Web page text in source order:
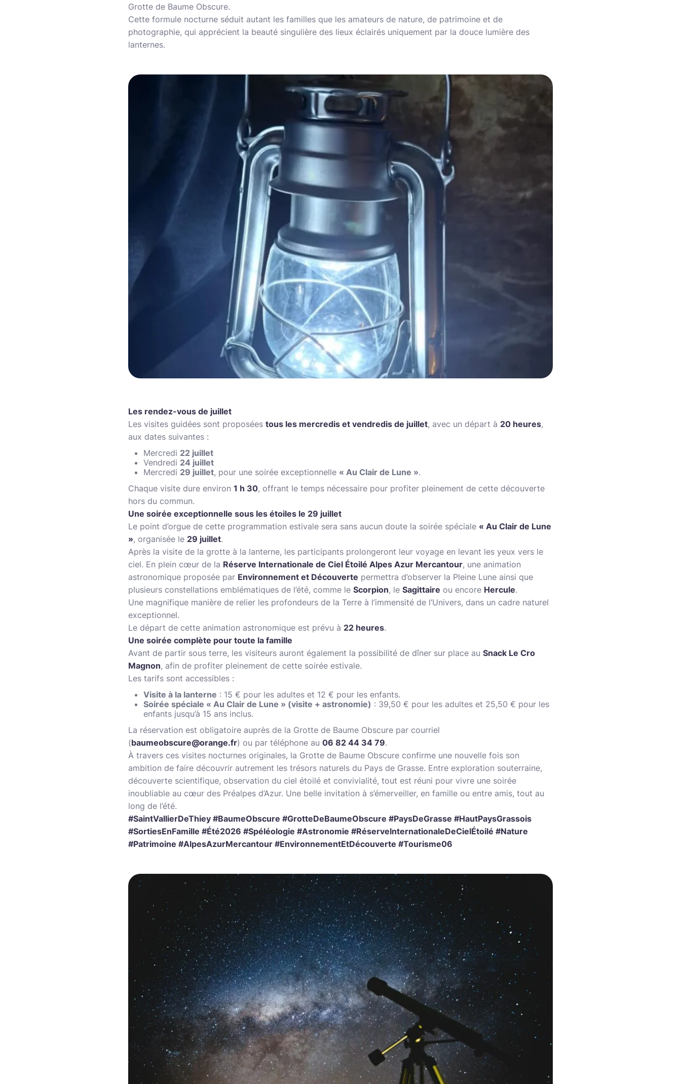
Grotte de Baume Obscure.
Cette formule nocturne séduit autant les familles que les amateurs de nature, de patrimoine et de
photographie, qui apprécient la beauté singulière des lieux éclairés uniquement par la douce lumière des
lanternes.
Les rendez-vous de juillet
Les visites guidées sont proposées tous les mercredis et vendredis de juillet, avec un départ à 20 heures,
aux dates suivantes :
Mercredi 22 juillet
Vendredi 24 juillet
Mercredi 29 juillet, pour une soirée exceptionnelle « Au Clair de Lune ».
Chaque visite dure environ 1 h 30, offrant le temps nécessaire pour profiter pleinement de cette découverte
hors du commun.
Une soirée exceptionnelle sous les étoiles le 29 juillet
Le point d’orgue de cette programmation estivale sera sans aucun doute la soirée spéciale « Au Clair de Lune
», organisée le 29 juillet.
Après la visite de la grotte à la lanterne, les participants prolongeront leur voyage en levant les yeux vers le
ciel. En plein cœur de la Réserve Internationale de Ciel Étoilé Alpes Azur Mercantour, une animation
astronomique proposée par Environnement et Découverte permettra d’observer la Pleine Lune ainsi que
plusieurs constellations emblématiques de l’été, comme le Scorpion, le Sagittaire ou encore Hercule.
Une magnifique manière de relier les profondeurs de la Terre à l’immensité de l’Univers, dans un cadre naturel
exceptionnel.
Le départ de cette animation astronomique est prévu à 22 heures.
Une soirée complète pour toute la famille
Avant de partir sous terre, les visiteurs auront également la possibilité de dîner sur place au Snack Le Cro
Magnon, afin de profiter pleinement de cette soirée estivale.
Les tarifs sont accessibles :
Visite à la lanterne : 15 € pour les adultes et 12 € pour les enfants.
Soirée spéciale « Au Clair de Lune » (visite + astronomie) : 39,50 € pour les adultes et 25,50 € pour les
enfants jusqu’à 15 ans inclus.
La réservation est obligatoire auprès de la Grotte de Baume Obscure par courriel
(baumeobscure@orange.fr) ou par téléphone au 06 82 44 34 79.
À travers ces visites nocturnes originales, la Grotte de Baume Obscure confirme une nouvelle fois son
ambition de faire découvrir autrement les trésors naturels du Pays de Grasse. Entre exploration souterraine,
découverte scientifique, observation du ciel étoilé et convivialité, tout est réuni pour vivre une soirée
inoubliable au cœur des Préalpes d’Azur. Une belle invitation à s’émerveiller, en famille ou entre amis, tout au
long de l’été.
#SaintVallierDeThiey #BaumeObscure #GrotteDeBaumeObscure #PaysDeGrasse #HautPaysGrassois
#SortiesEnFamille #Été2026 #Spéléologie #Astronomie #RéserveInternationaleDeCielÉtoilé #Nature
#Patrimoine #AlpesAzurMercantour #EnvironnementEtDécouverte #Tourisme06